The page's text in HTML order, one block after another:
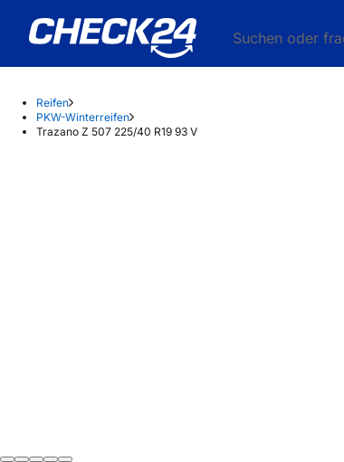
Suchen oder
Reifen
PKW-Winterreifen
Trazano Z 507 225/40 R19 93 V